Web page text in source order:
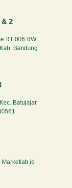
2
RT 006 RW
Bandung
Batujajar
Marketlab.id